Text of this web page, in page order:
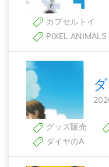
カプセルトイ
PIXEL ANIMALS
グッズ販売
ダイヤのA